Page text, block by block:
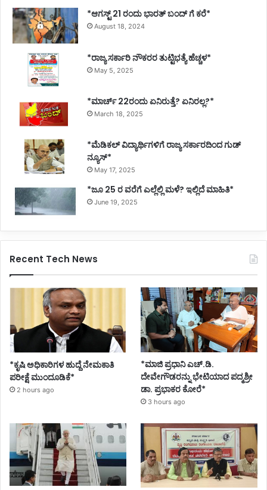
*ಆಗಸ್ಟ್ 21 ರಂದು ಭಾರತ್‌ ಬಂದ್‌ ಗೆ ಕರೆ*
August 18, 2024
*ರಾಜ್ಯ ಸರ್ಕಾರಿ ನೌಕರರ ತುಟ್ಟಿಭತ್ಯೆ ಹೆಚ್ಚಳ*
May 5, 2025
*ಮಾರ್ಚ್ 22ರಂದು ಏನಿರುತ್ತೆ? ಏನಿರಲ್ಲ?*
March 18, 2025
*ಮೆಡಿಕಲ್ ವಿದ್ಯಾರ್ಥಿಗಳಿಗೆ ರಾಜ್ಯ ಸರ್ಕಾರದಿಂದ ಗುಡ್
ನ್ಯೂಸ್*
May 17, 2025
*ಜೂ 25 ರ ವರೆಗೆ ಎಲ್ಲೆಲ್ಲಿ ಮಳೆ? ಇಲ್ಲಿದೆ ಮಾಹಿತಿ*
June 19, 2025
Recent Tech News
*ಕೃಷಿ ಅಧಿಕಾರಿಗಳ ಹುದ್ದೆ ನೇಮಕಾತಿ
ಪರೀಕ್ಷೆ ಮುಂದೂಡಿಕೆ*
2 hours ago
*ಮಾಜಿ ಪ್ರಧಾನಿ ಎಚ್.ಡಿ.
ದೇವೇಗೌಡರನ್ನು ಭೇಟಿಯಾದ ಪದ್ಮಶ್ರೀ
ಡಾ. ಪ್ರಭಾಕರ ಕೋರೆ*
3 hours ago